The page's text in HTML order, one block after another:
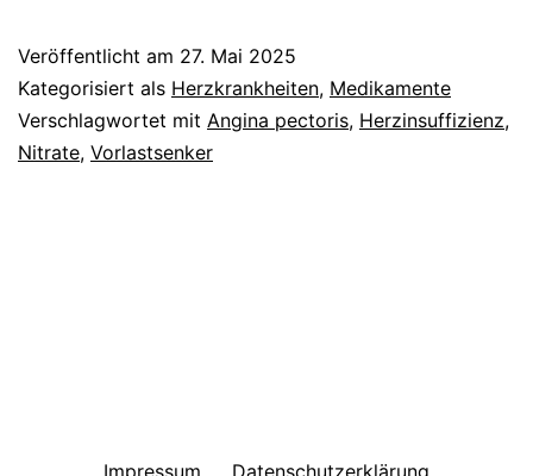
Veröffentlicht am 27. Mai 2025
Kategorisiert als Herzkrankheiten, Medikamente
Verschlagwortet mit Angina pectoris, Herzinsuffizienz,
Nitrate, Vorlastsenker
Impressum Datenschutzerklärung